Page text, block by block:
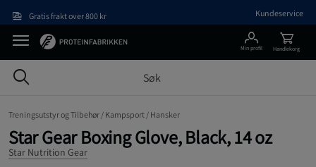
Gratis frakt over 800 kr Kundeservice
Min profil Handlekorg
Treningsutstyr og Tilbehør / Kampsport / Hansker
Star Gear Boxing Glove, Black, 14 oz
Star Nutrition Gear